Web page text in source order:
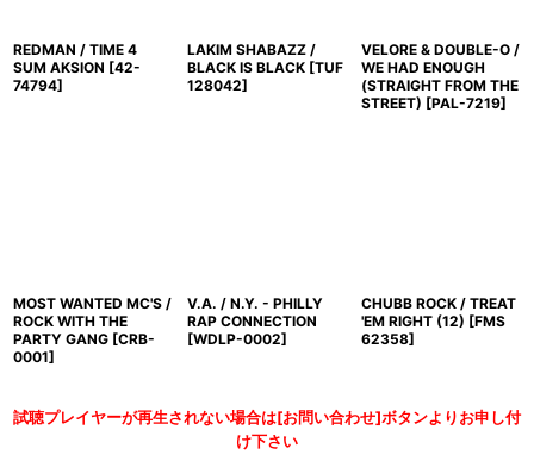
REDMAN / TIME 4
SUM AKSION [42-
74794]
LAKIM SHABAZZ /
BLACK IS BLACK [TUF
128042]
VELORE & DOUBLE-O /
WE HAD ENOUGH
(STRAIGHT FROM THE
STREET) [PAL-7219]
MOST WANTED MC'S /
ROCK WITH THE
PARTY GANG [CRB-
0001]
V.A. / N.Y. - PHILLY
RAP CONNECTION
[WDLP-0002]
CHUBB ROCK / TREAT
'EM RIGHT (12) [FMS
62358]
試聴プレイヤーが再生されない場合は[お問い合わせ]ボタンよりお申し付
け下さい